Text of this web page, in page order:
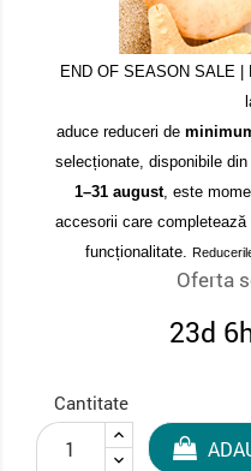
END OF SEASON SALE |
aduce reduceri de
selecționate, disponibile
1–31 august, este
accesorii care
funcționalitate.
Oferta
23d
Cantitate